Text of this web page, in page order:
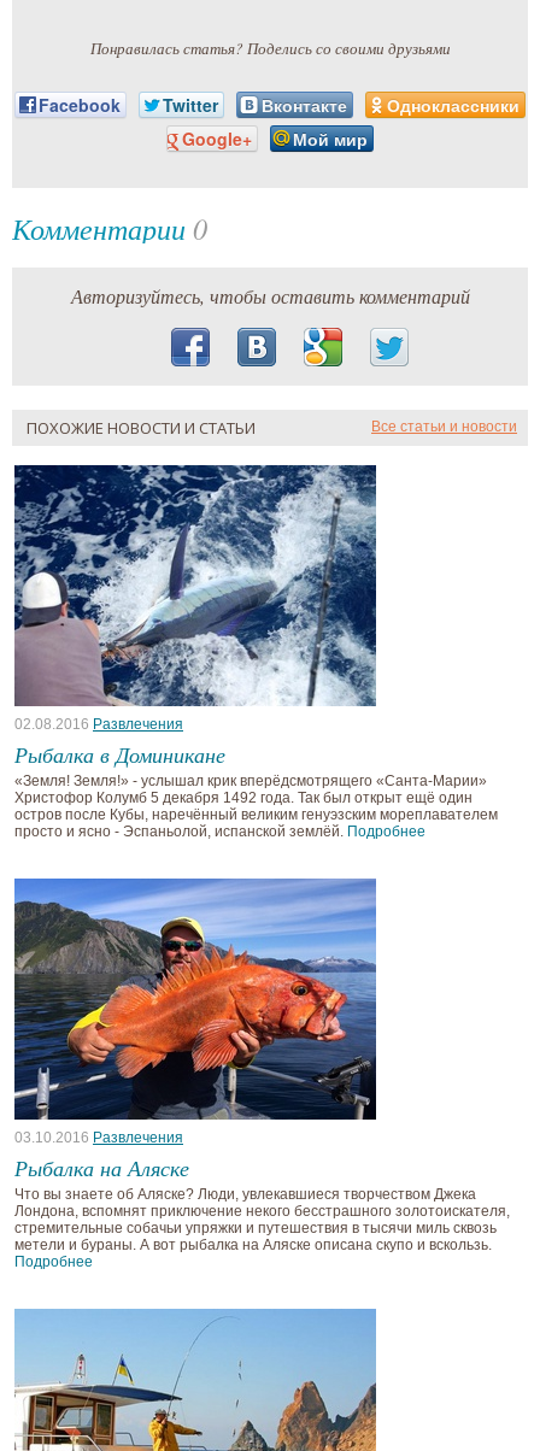
Понравилась статья? Поделись со своими друзьями
Facebook Twitter Вконтакте
Одноклассники
Google+
Мой мир
Комментарии 0
Авторизуйтесь, чтобы оставить комментарий
ПОХОЖИЕ НОВОСТИ И СТАТЬИ Все статьи и новости
02.08.2016 Развлечения
Рыбалка в Доминикане
«Земля! Земля!» - услышал крик вперёдсмотрящего «Санта-Марии»
Христофор Колумб 5 декабря 1492 года. Так был открыт ещё один
остров после Кубы, наречённый великим генуэзским мореплавателем
просто и ясно - Эспаньолой, испанской землёй. Подробнее
03.10.2016 Развлечения
Рыбалка на Аляске
Что вы знаете об Аляске? Люди, увлекавшиеся творчеством Джека
Лондона, вспомнят приключение некого бесстрашного золотоискателя,
стремительные собачьи упряжки и путешествия в тысячи миль сквозь
метели и бураны. А вот рыбалка на Аляске описана скупо и вскользь.
Подробнее